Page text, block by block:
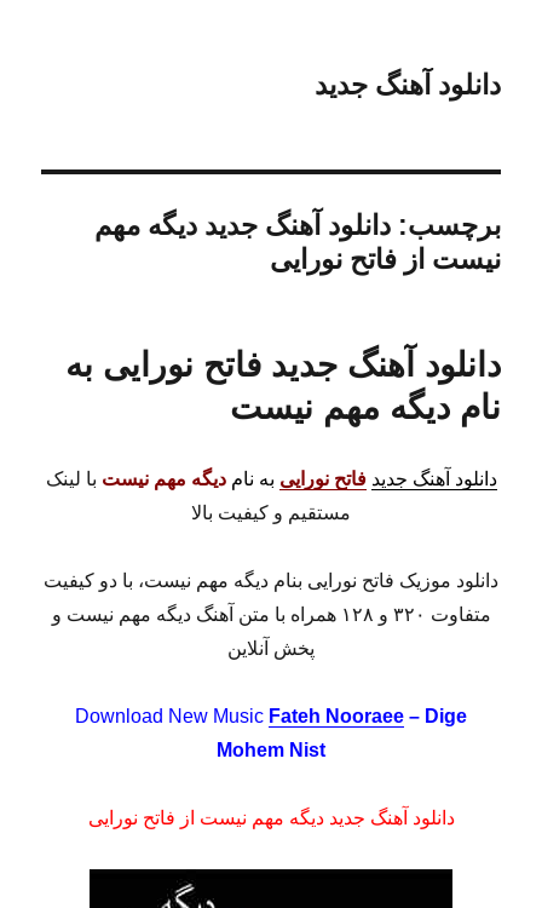
دانلود آهنگ جدید
برچسب:دانلود آهنگ جدید دیگه مهم
نیست از فاتح نورایی
دانلود آهنگ جدید فاتح نورایی به
نام دیگه مهم نیست
دانلود آهنگ جدید فاتح نورایی به نامدیگه مهم نیست با لینک
مستقیم و کیفیت بالا
دانلود موزیک فاتح نورایی بنام دیگه مهم نیست، با دو کیفیت
متفاوت ۳۲۰ و ۱۲۸ همراه با متن آهنگ دیگه مهم نیست و
پخش آنلاین
Download New Music Fateh Nooraee – Dige
Mohem Nist
دانلود آهنگ جدید دیگه مهم نیست از فاتح نورایی